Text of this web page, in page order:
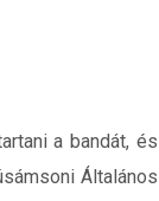
a bandát, és
Általános